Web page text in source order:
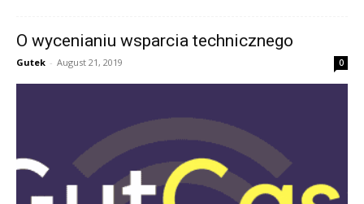
O wycenianiu wsparcia technicznego
Gutek - August 21, 2019 0